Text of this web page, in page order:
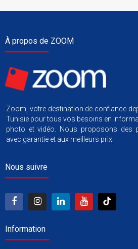
À propos de ZOOM
Zoom, votre destination de confiance
Tunisie pour tous vos besoins en
photo et vidéo. Nous proposons des
avec garantie et aux meilleurs prix.
Nous suivre
Information